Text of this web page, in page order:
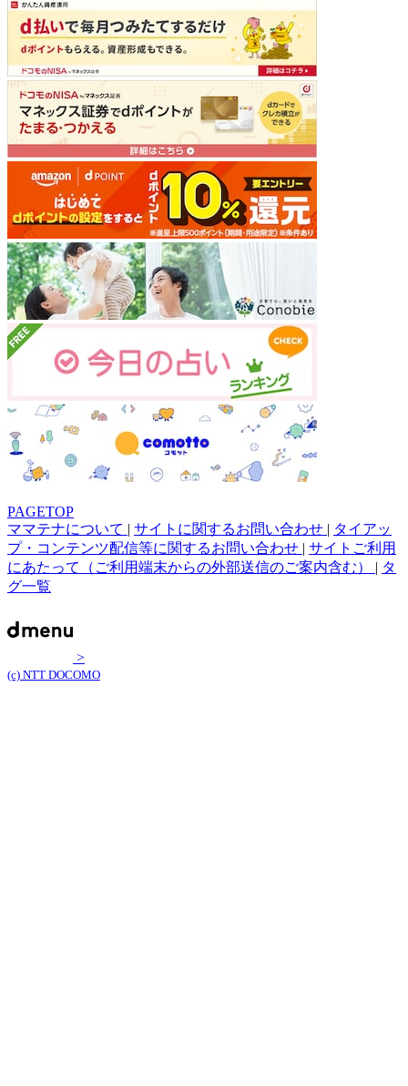
PAGETOP
ママテナについて | サイトに関するお問い合わせ | タイアッ
プ・コンテンツ配信等に関するお問い合わせ | サイトご利用
にあたって（ご利用端末からの外部送信のご案内含む） | タ
グ一覧
>
(c) NTT DOCOMO